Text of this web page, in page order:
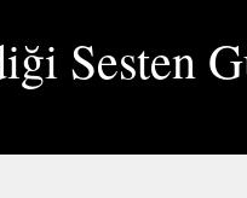
Sesten